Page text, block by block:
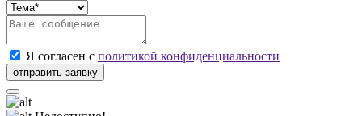
Я согласен с политикой конфиденциальности